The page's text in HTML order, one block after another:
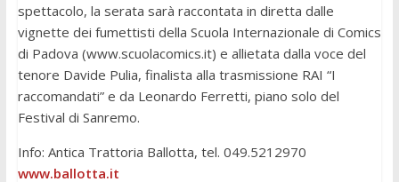
spettacolo, la serata sarà raccontata in diretta dalle
vignette dei fumettisti della Scuola Internazionale di Comics
di Padova (www.scuolacomics.it) e allietata dalla voce del
tenore Davide Pulia, finalista alla trasmissione RAI “I
raccomandati” e da Leonardo Ferretti, piano solo del
Festival di Sanremo.
Info: Antica Trattoria Ballotta, tel. 049.5212970
www.ballotta.it